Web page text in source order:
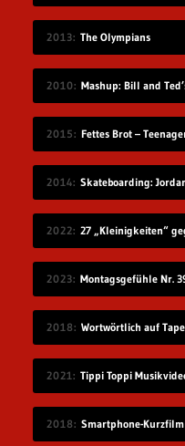
2013 The Olympians
2010 Mashup: Bill and
2015 Fettes Brot –
2014 Skateboarding:
2022
2023 Montagsgefühle Nr.
2018 Wortwörtlich auf
2021 Tippi Toppi
2018